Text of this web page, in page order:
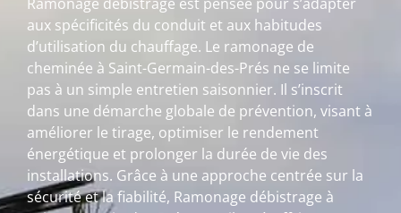
Ramonage débistrage est pensée pour s’adapter
aux spécificités du conduit et aux habitudes
d’utilisation du chauffage. Le ramonage de
cheminée à Saint-Germain-des-Prés ne se limite
pas à un simple entretien saisonnier. Il s’inscrit
dans une démarche globale de prévention, visant à
améliorer le tirage, optimiser le rendement
énergétique et prolonger la durée de vie des
installations. Grâce à une approche centrée sur la
sécurité et la fiabilité, Ramonage débistrage à